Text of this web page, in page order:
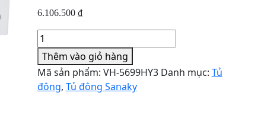
6.106.500 ₫
Tủ
đông
1
ngăn
2
Thêm vào giỏ hàng
Mã sản phẩm: VH-5699HY3 Danh mục: Tủ
đông, Tủ đông Sanaky